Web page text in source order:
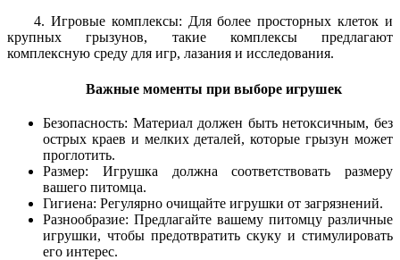
4. Игровые комплексы: Для более просторных клеток и
крупных грызунов, такие комплексы предлагают
комплексную среду для игр, лазания и исследования.
Важные моменты при выборе игрушек
Безопасность: Материал должен быть нетоксичным, без
острых краев и мелких деталей, которые грызун может
проглотить.
Размер: Игрушка должна соответствовать размеру
вашего питомца.
Гигиена: Регулярно очищайте игрушки от загрязнений.
Разнообразие: Предлагайте вашему питомцу различные
игрушки, чтобы предотвратить скуку и стимулировать
его интерес.